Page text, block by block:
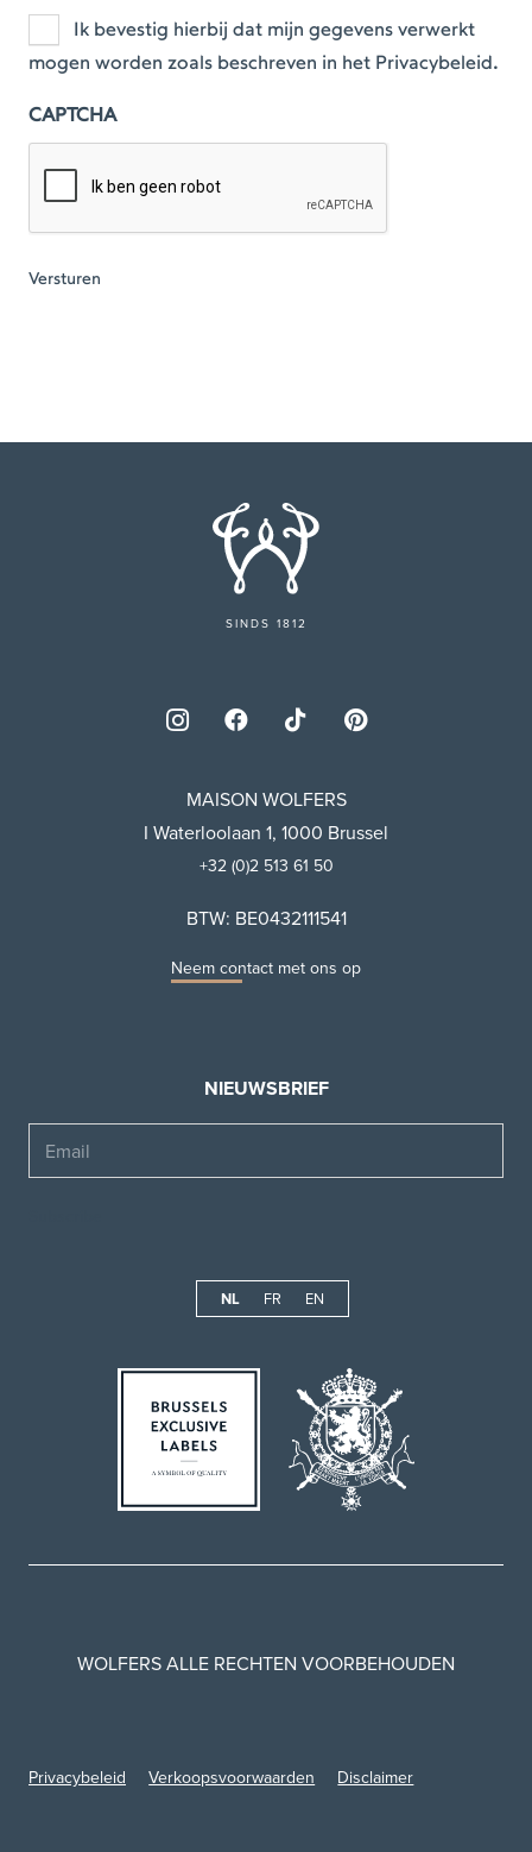
Ik bevestig hierbij dat mijn gegevens verwerkt
mogen worden zoals beschreven in het Privacybeleid.
CAPTCHA
SINDS 1812
MAISON WOLFERS
I Waterloolaan 1, 1000 Brussel
+32 (0)2 513 61 50
BTW: BE0432111541
Neem contact met ons op
NIEUWSBRIEF
NL FR EN
WOLFERS ALLE RECHTEN VOORBEHOUDEN
Privacybeleid Verkoopsvoorwaarden Disclaimer